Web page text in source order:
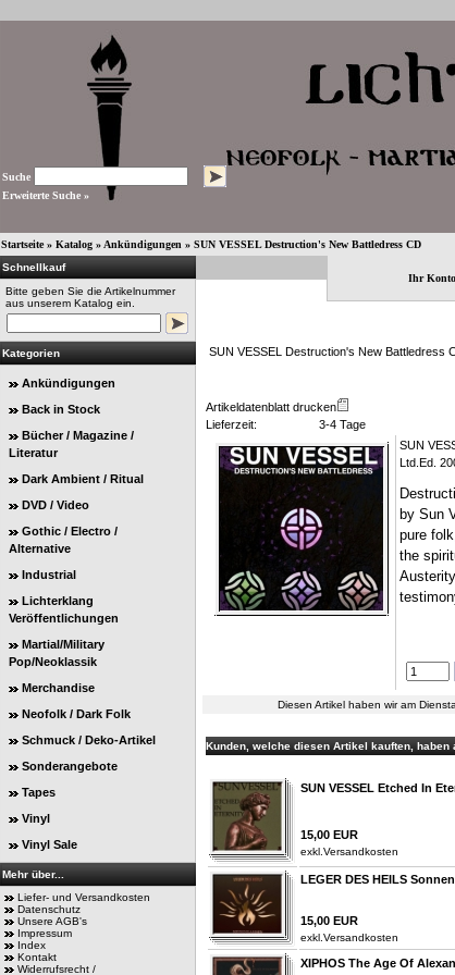
Suche
Erweiterte Suche »
Startseite» Katalog» Ankündigungen » SUN VESSEL Destruction's New Battledress CD
Schnellkauf
Bitte geben Sie die Artikelnummer
aus unserem Katalog ein.
Kategorien
Ankündigungen
Back in Stock
Bücher / Magazine /
Literatur
Dark Ambient / Ritual
DVD / Video
Gothic / Electro /
Alternative
Industrial
Lichterklang
Veröffentlichungen
Martial/Military
Pop/Neoklassik
Merchandise
Neofolk / Dark Folk
Schmuck / Deko-Artikel
Sonderangebote
Tapes
Vinyl
Vinyl Sale
Mehr über...
Liefer- und Versandkosten
Datenschutz
Unsere AGB's
Impressum
Index
Kontakt
Widerrufsrecht /
Ihr Konto
SUN VESSEL Destruction's New Battledress
Artikeldatenblatt drucken
Lieferzeit:
3-4 Tage
SUN
Ltd.Ed.
by Sun
pure
the
Diesen Artikel haben wir am
Kunden, welche diesen Artikel kauften, haben
SUN VESSEL Etched In
15,00 EUR
exkl. Versandkosten
LEGER DES HEILS
15,00 EUR
exkl. Versandkosten
XIPHOS The Age Of